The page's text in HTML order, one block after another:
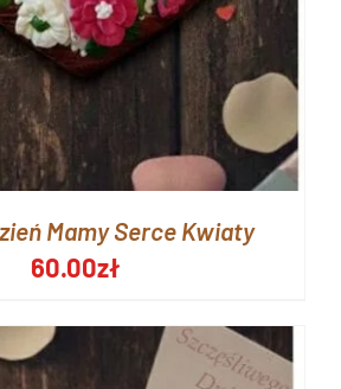
Mamy Serce Kwiaty
60.00zł